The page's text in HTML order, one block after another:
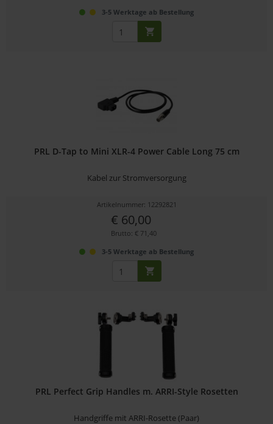
3-5 Werktage ab Bestellung
PRL D-Tap to Mini XLR-4 Power Cable Long 75 cm
Kabel zur Stromversorgung
Artikelnummer: 12292821
€ 60,00
Brutto: € 71,40
3-5 Werktage ab Bestellung
PRL Perfect Grip Handles m. ARRI-Style Rosetten
Handgriffe mit ARRI-Rosette (Paar)